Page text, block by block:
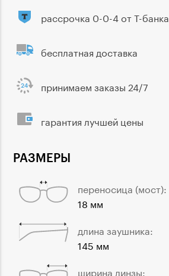
РАЗМЕРЫ
переносица (мост):
18 мм
длина заушника:
145 мм
ширина линзы:
рассрочка 0-0-4 от Т-банка
бесплатная доставка
принимаем заказы 24/7
гарантия лучшей цены